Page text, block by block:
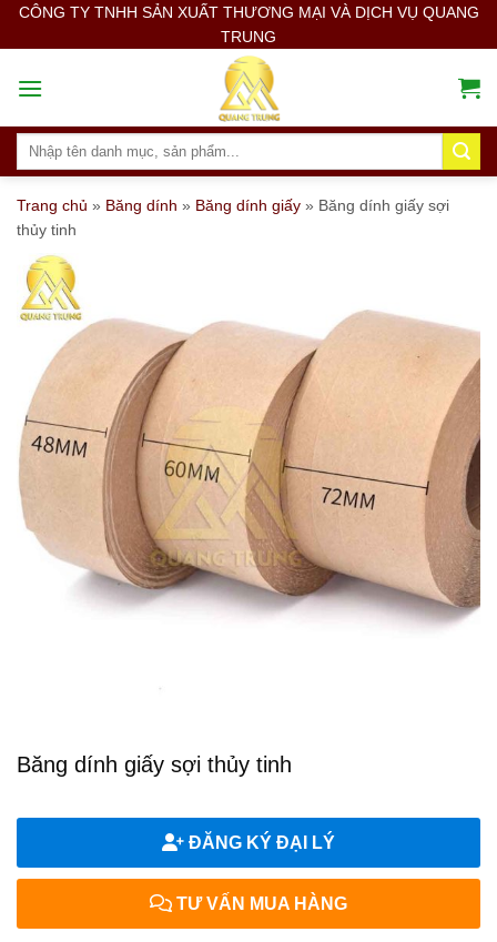
SkipCÔNG TY TNHH SẢN XUẤT THƯƠNG MẠI VÀ DỊCH VỤ QUANG
TRUNG
Search
Trang chủ » Băng dính » Băng dính giấy » Băng dính giấy sợi
thủy tinh
Băng dính giấy sợi thủy tinh
ĐĂNG KÝ ĐẠI LÝ
TƯ VẤN MUA HÀNG